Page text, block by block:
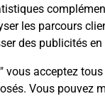
les parcours
des publicités
vous acceptez
Vous pouvez